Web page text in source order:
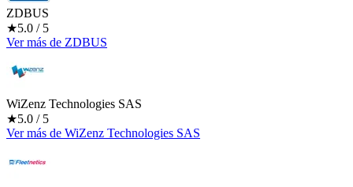
ZDBUS
★5.0 / 5
Ver más de ZDBUS
WiZenz Technologies SAS
★5.0 / 5
Ver más de WiZenz Technologies SAS